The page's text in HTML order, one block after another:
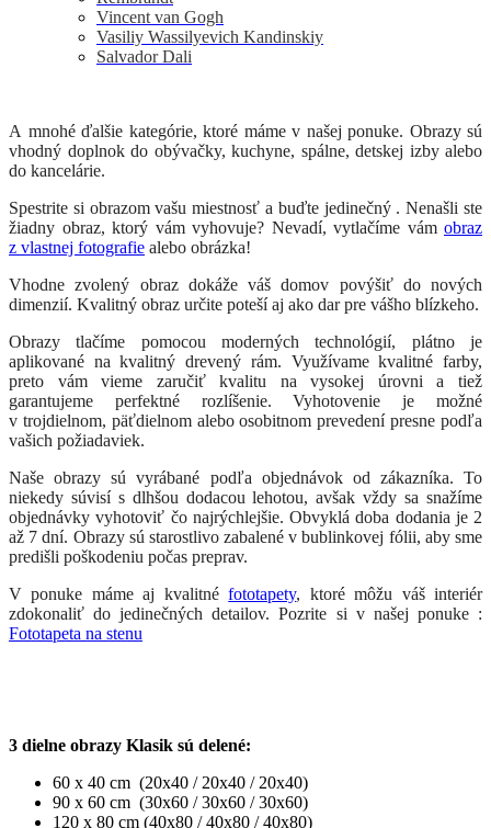
Vincent van Gogh
Vasiliy Wassilyevich Kandinskiy
Salvador Dali
A mnohé ďalšie kategórie, ktoré máme v našej ponuke. Obrazy sú
vhodný doplnok do obývačky, kuchyne, spálne, detskej izby alebo
do kancelárie.
Spestrite si obrazom vašu miestnosť a buďte jedinečný . Nenašli ste
žiadny obraz, ktorý vám vyhovuje? Nevadí, vytlačíme vám obraz
z vlastnej fotografie alebo obrázka!
Vhodne zvolený obraz dokáže váš domov povýšiť do nových
dimenzií. Kvalitný obraz určite poteší aj ako dar pre vášho blízkeho.
Obrazy tlačíme pomocou moderných technológií, plátno je
aplikované na kvalitný drevený rám. Využívame kvalitné farby,
preto vám vieme zaručiť kvalitu na vysokej úrovni a tiež
garantujeme perfektné rozlíšenie. Vyhotovenie je možné
v trojdielnom, päťdielnom alebo osobitnom prevedení presne podľa
vašich požiadaviek.
Naše obrazy sú vyrábané podľa objednávok od zákazníka. To
niekedy súvisí s dlhšou dodacou lehotou, avšak vždy sa snažíme
objednávky vyhotoviť čo najrýchlejšie. Obvyklá doba dodania je 2
až 7 dní. Obrazy sú starostlivo zabalené v bublinkovej fólii, aby sme
predišli poškodeniu počas preprav.
V ponuke máme aj kvalitnéfototapety, ktoré môžu váš interiér
zdokonaliť do jedinečných detailov. Pozrite si v našej ponuke :
Fototapeta na stenu
3 dielne obrazy Klasik sú delené:
60 x 40 cm (20x40 / 20x40 / 20x40)
90 x 60 cm (30x60 / 30x60 / 30x60)
120 x 80 cm (40x80 / 40x80 / 40x80)